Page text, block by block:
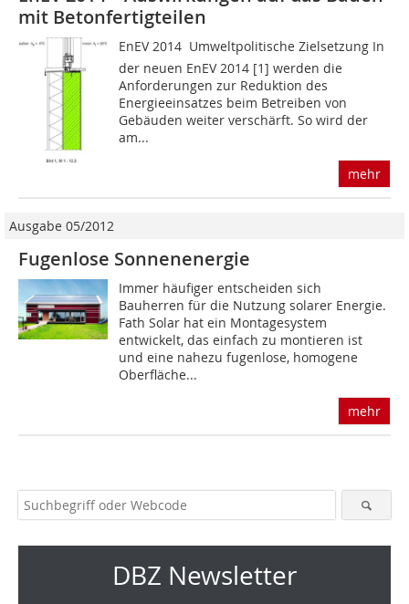
mit Betonfertigteilen
EnEV 2014  Umweltpolitische Zielsetzung In
der neuen EnEV 2014 [1] werden die
Anforderungen zur Reduktion des
Energieeinsatzes beim Betreiben von
Gebäuden weiter verschärft. So wird der
am...
mehr
Ausgabe 05/2012
Fugenlose Sonnenenergie
Immer häufiger entscheiden sich
Bauherren für die Nutzung solarer Energie.
Fath Solar hat ein Montagesystem
entwickelt, das einfach zu montieren ist
und eine nahezu fugenlose, homogene
Oberfläche...
mehr
DBZ Newsletter